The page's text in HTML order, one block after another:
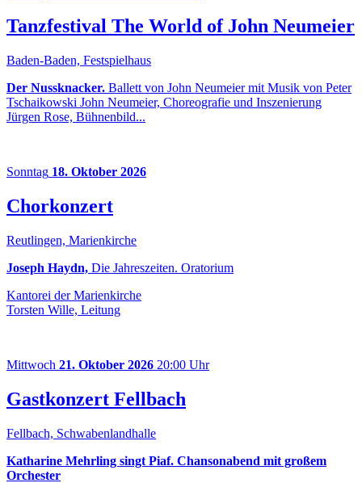
Tanzfestival The World of John Neumeier
Baden-Baden, Festspielhaus
Der Nussknacker. Ballett von John Neumeier mit Musik von Peter
Tschaikowski John Neumeier, Choreografie und Inszenierung
Jürgen Rose, Bühnenbild...
Sonntag 18. Oktober 2026
Chorkonzert
Reutlingen, Marienkirche
Joseph Haydn, Die Jahreszeiten. Oratorium
Kantorei der Marienkirche
Torsten Wille, Leitung
Mittwoch 21. Oktober 2026 20:00 Uhr
Gastkonzert Fellbach
Fellbach, Schwabenlandhalle
Katharine Mehrling singt Piaf. Chansonabend mit großem
Orchester